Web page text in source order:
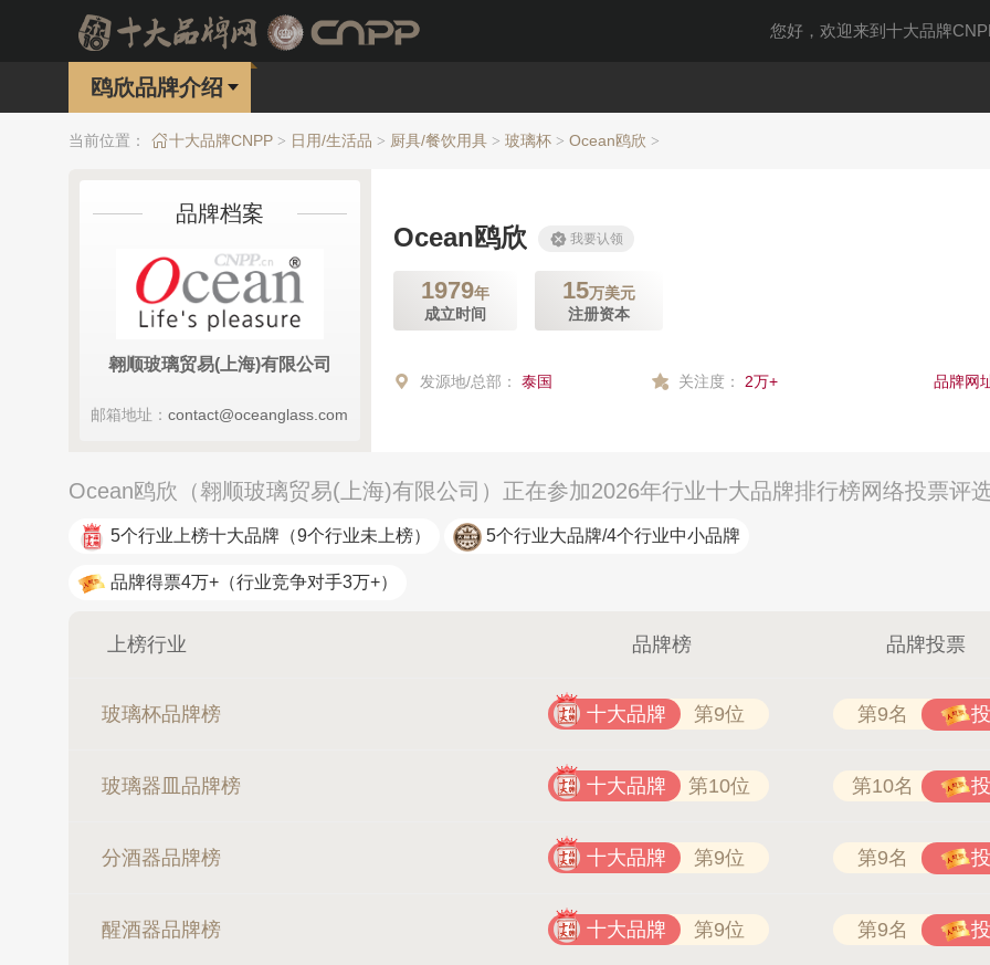
您好，欢迎来到十大品牌
鸥欣品牌介绍
当前位置： 十大品牌CNPP > 日用/生活品 > 厨具/餐饮用具 > 玻璃杯 > Ocean鸥欣 >
品牌档案
翱顺玻璃贸易(上海)有限公司
邮箱地址： contact@oceanglass.com
Ocean鸥欣 我要认领
1979年
成立时间
15万美元
注册资本
发源地/总部： 泰国 关注度： 2万+ 品牌网
Ocean鸥欣（翱顺玻璃贸易(上海)有限公司）正在参加2026年行业十大品牌排行榜网络投票评
5个行业上榜十大品牌 （9个行业未上榜） 5个行业大品牌/4个行业中小品牌
品牌得票4万+ （行业竞争对手3万+）
上榜行业 品牌榜 品牌投票
玻璃杯品牌榜 十大品牌 第9位 第9名
玻璃器皿品牌榜 十大品牌 第10位 第10名
分酒器品牌榜 十大品牌 第9位 第9名
醒酒器品牌榜 十大品牌 第9位 第9名